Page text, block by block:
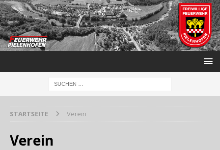
STARTSEITE Verein
Verein